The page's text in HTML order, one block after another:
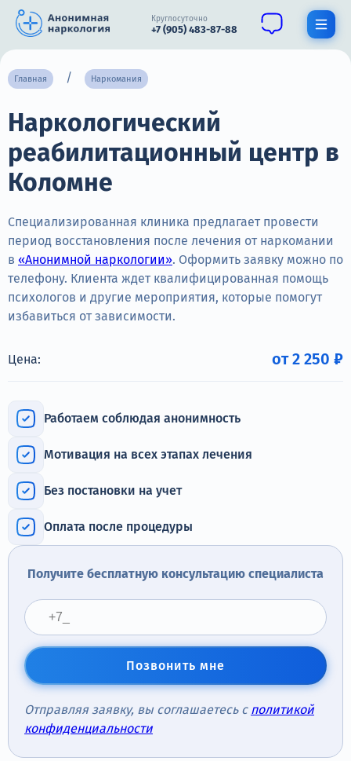
Круглосуточно
+7 (905) 483-87-88
О нас
Наркомания
Алкоголизм
Нарколог
Стационар
Психиатрия
Цены
Терапия
Круглосуточно, анонимно
+7 (905) 483-87-88
Адрес call-центра
Коломна, пр. Кирова, 48а
Главная Наркомания
Наркологический
реабилитационный центр в
Коломне
Специализированная клиника предлагает провести
период восстановления после лечения от наркомании
в «Анонимной наркологии». Оформить заявку можно по
телефону. Клиента ждет квалифицированная помощь
психологов и другие мероприятия, которые помогут
избавиться от зависимости.
Цена: от 2 250 ₽
Работаем соблюдая анонимность
Мотивация на всех этапах лечения
Без постановки на учет
Оплата после процедуры
Получите бесплатную консультацию специалиста
Позвонить мне
Отправляя заявку, вы соглашаетесь с политикой
конфиденциальности